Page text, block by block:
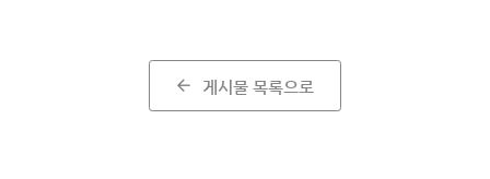
arrow_back 게시물 목록으로